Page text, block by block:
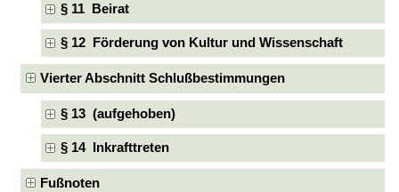
§ 11 Beirat
§ 12 Förderung von Kultur und Wissenschaft
Vierter Abschnitt Schlußbestimmungen
§ 13 (aufgehoben)
§ 14 Inkrafttreten
Fußnoten